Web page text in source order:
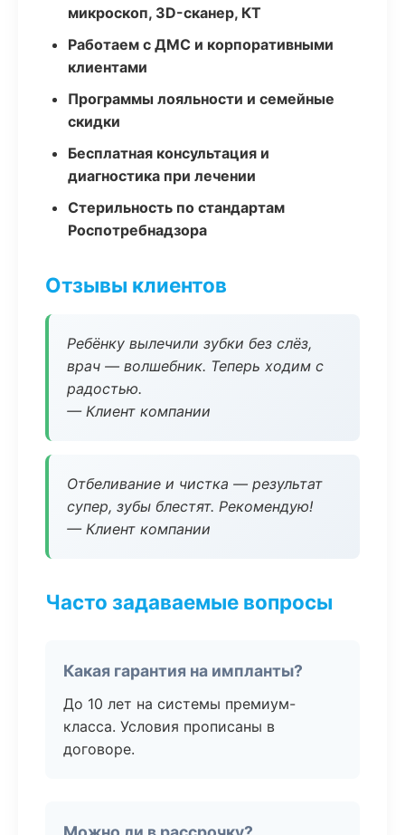
микроскоп, 3D-сканер, КТ
Работаем с ДМС и корпоративными
клиентами
Программы лояльности и семейные
скидки
Бесплатная консультация и
диагностика при лечении
Стерильность по стандартам
Роспотребнадзора
Отзывы клиентов
Ребёнку вылечили зубки без слёз,
врач — волшебник. Теперь ходим с
радостью.
— Клиент компании
Отбеливание и чистка — результат
супер, зубы блестят. Рекомендую!
— Клиент компании
Часто задаваемые вопросы
Какая гарантия на импланты?
До 10 лет на системы премиум-
класса. Условия прописаны в
договоре.